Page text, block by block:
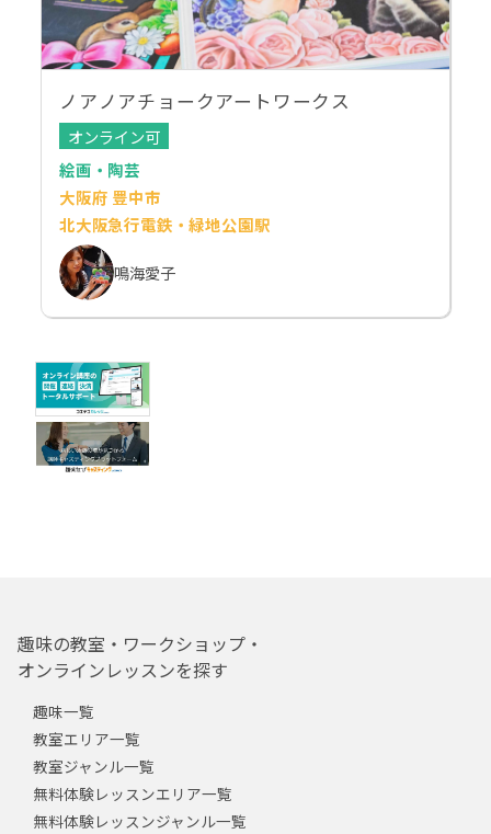
ノアノアチョークアートワークス
オンライン可
絵画・陶芸
大阪府 豊中市
北大阪急行電鉄・緑地公園駅
鳴海愛子
趣味の教室・ワークショップ・
オンラインレッスンを探す
趣味一覧
教室エリア一覧
教室ジャンル一覧
無料体験レッスンエリア一覧
無料体験レッスンジャンル一覧